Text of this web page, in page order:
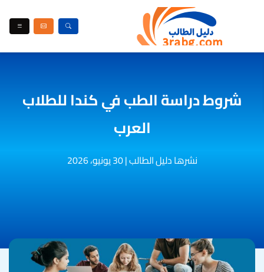
شروط دراسة الطب في كندا للطلاب
العرب
نشرها دليل الطالب|30 يونيو، 2026